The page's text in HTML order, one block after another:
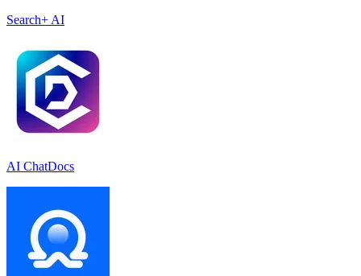
Search+ AI
AI ChatDocs